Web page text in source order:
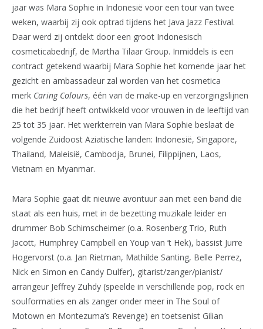
jaar was Mara Sophie in Indonesië voor een tour van twee
weken, waarbij zij ook optrad tijdens het Java Jazz Festival.
Daar werd zij ontdekt door een groot Indonesisch
cosmeticabedrijf, de Martha Tilaar Group. Inmiddels is een
contract getekend waarbij Mara Sophie het komende jaar het
gezicht en ambassadeur zal worden van het cosmetica
merk Caring Colours, één van de make-up en verzorgingslijnen
die het bedrijf heeft ontwikkeld voor vrouwen in de leeftijd van
25 tot 35 jaar. Het werkterrein van Mara Sophie beslaat de
volgende Zuidoost Aziatische landen: Indonesië, Singapore,
Thailand, Maleisië, Cambodja, Brunei, Filippijnen, Laos,
Vietnam en Myanmar.
Mara Sophie gaat dit nieuwe avontuur aan met een band die
staat als een huis, met in de bezetting muzikale leider en
drummer Bob Schimscheimer (o.a. Rosenberg Trio, Ruth
Jacott, Humphrey Campbell en Youp van ’t Hek), bassist Jurre
Hogervorst (o.a. Jan Rietman, Mathilde Santing, Belle Perrez,
Nick en Simon en Candy Dulfer), gitarist/zanger/pianist/
arrangeur Jeffrey Zuhdy (speelde in verschillende pop, rock en
soulformaties en als zanger onder meer in The Soul of
Motown en Montezuma’s Revenge) en toetsenist Gilian